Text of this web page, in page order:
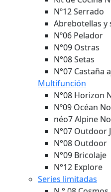
Abrebotellas y
Nº06 Pelador
N°09 Ostras
N°08 Setas
N°07 Castaña
Multifunción
N°08 Horizon
Nº09 Océan
néo7 Alpine
N°07 Outdoor
N°08 Outdoor
N°09 Bricolaje
N°12 Explore
Series limitadas
N.° 08 Cosmos